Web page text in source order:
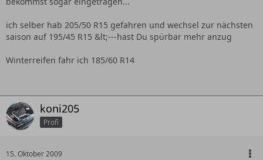
ich selber hab 205/50 R15 gefahren und wechsel zur nächsten
saison auf 195/45 R15 &lt;---hast Du spürbar mehr anzug
Winterreifen fahr ich 185/60 R14
koni205
Profi
15. Oktober 2009